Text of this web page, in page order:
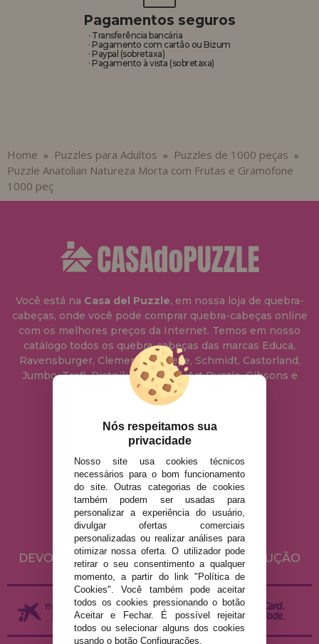
Pagamentos seguros
· Transferência bancária
· Pagamento com cartão ou Bizum
· Paypal (sobretaxa)
· Pagamento à vista (sobretaxa)
Home » Puzzles para Adultos » Puzzles de 1000 peças »
Puzzle Anatolian Natureza Morta com Frutas e Gramofone
1000 peç
Você está na Casa del Puzzle, em nossa loja de quebra-
cabeças, onde você pode comprar quebra-cabeças online
com os melhores preços da Internet. Temos em nosso
catálogo todos os quebra-cabeças das marcas Educa,
Ravensburger, Clementoni, Heye, Schmidt, Castorland,
Jumbo, Trefl, Piatnik, Anatolian, Art Puzzle, Gibsons e
muito mais.
info@casadopuzzle.pt
AVISO LEGAL
POLÍTICA DE PRIVACIDADE
POLÍTICA DE COOKIES
ENVIO E DEVOLUÇÕES
DEVOLUÇÕES / DIREITO DE LIVRE RESOLUÇÃO
Nós respeitamos sua
privacidade
Nosso site usa cookies técnicos
necessários para o bom funcionamento
do site. Outras categorias de cookies
também podem ser usadas para
personalizar a experiência do usuário,
divulgar ofertas comerciais
personalizadas ou realizar análises para
otimizar nossa oferta. O utilizador pode
retirar o seu consentimento a qualquer
momento, a partir do link "Política de
Cookies". Você também pode aceitar
todos os cookies pressionando o botão
Aceitar e Fechar. É possível rejeitar
todos ou selecionar alguns dos cookies
usando o botão Configurações.